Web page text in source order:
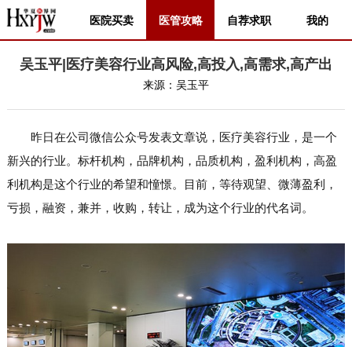
医院买卖 医管攻略 自荐求职 我的
吴玉平|医疗美容行业高风险,高投入,高需求,高产出
来源： 吴玉平
昨日在公司微信公众号发表文章说，医疗美容行业，是一个
新兴的行业。标杆机构，品牌机构，品质机构，盈利机构，高盈
利机构是这个行业的希望和憧憬。目前，等待观望、微薄盈利，
亏损，融资，兼并，收购，转让，成为这个行业的代名词。